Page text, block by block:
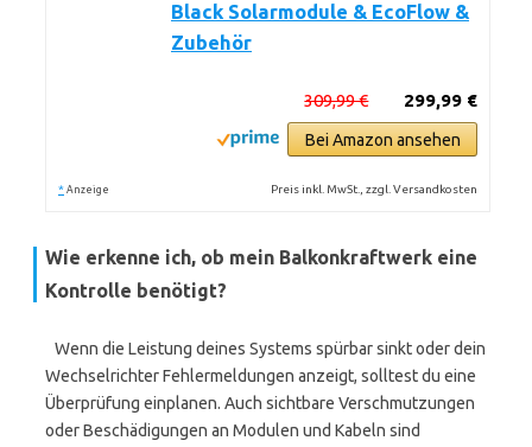
Black Solarmodule & EcoFlow &
Zubehör
299,99 €
309,99 €
Bei Amazon ansehen
* Anzeige Preis inkl. MwSt., zzgl. Versandkosten
Wie erkenne ich, ob mein Balkonkraftwerk eine
Kontrolle benötigt?
Wenn die Leistung deines Systems spürbar sinkt oder dein
Wechselrichter Fehlermeldungen anzeigt, solltest du eine
Überprüfung einplanen. Auch sichtbare Verschmutzungen
oder Beschädigungen an Modulen und Kabeln sind